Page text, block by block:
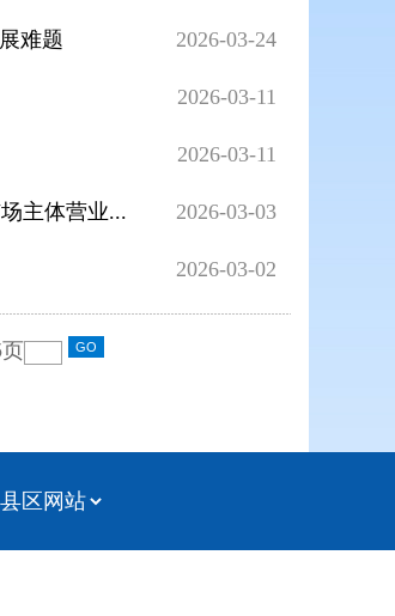
难题 2026-03-24
2026-03-11
2026-03-11
主体营业... 2026-03-03
2026-03-02
页